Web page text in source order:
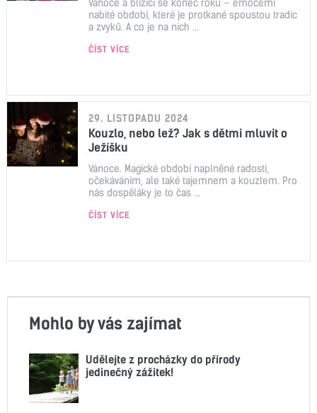
Vánoce a blížící se konec roku – emocemi
nabité období, které je protkané spoustou tradic
a zvyků. A co je na nich ...
ČÍST VÍCE
29. LISTOPADU 2024
Kouzlo, nebo lež? Jak s dětmi mluvit o
Ježíšku
Vánoce. Magické období naplněné radostí,
očekáváním, ale také tajemnem a kouzlem. Pro
nás dospěláky je to čas ...
ČÍST VÍCE
Mohlo by vás zajímat
Udělejte z procházky do přírody
jedinečný zážitek!